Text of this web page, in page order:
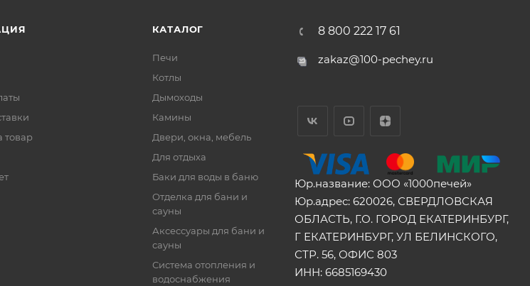
товар
КАТАЛОГ
Печи
Котлы
Дымоходы
Камины
Двери, окна, мебель
Для отдыха
Баки для воды в баню
Отделка для бани и
сауны
Аксессуары для бани и
сауны
Система отопления и
водоснабжения
8 800 222 17 61
zakaz@100-pechey.ru
Юр.название: ООО «1000печей»
Юр.адрес: 620026, СВЕРДЛОВСКАЯ
ОБЛАСТЬ, Г.О. ГОРОД ЕКАТЕРИНБУРГ,
Г ЕКАТЕРИНБУРГ, УЛ БЕЛИНСКОГО,
СТР. 56, ОФИС 803
ИНН: 6685169430